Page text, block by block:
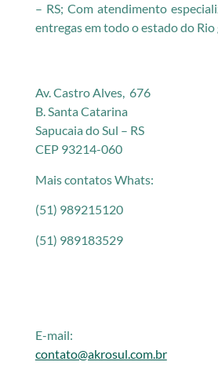
– RS; Com atendimento
entregas em todo o estado do Rio
Av. Castro Alves, 676
B. Santa Catarina
Sapucaia do Sul – RS
CEP 93214-060
Mais contatos Whats:
(51) 989215120
(51) 989183529
E-mail:
contato@akrosul.com.br